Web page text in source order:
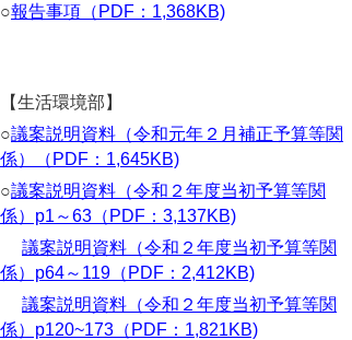
○報告事項（PDF：1,368KB)
【生活環境部】
○議案説明資料（令和元年２月補正予算等関
係）（PDF：1,645KB)
○議案説明資料（令和２年度当初予算等関
係）p1～63（PDF：3,137KB)
議案説明資料（令和２年度当初予算等関
係）p64～119（PDF：2,412KB)
議案説明資料（令和２年度当初予算等関
係）p120~173（PDF：1,821KB)